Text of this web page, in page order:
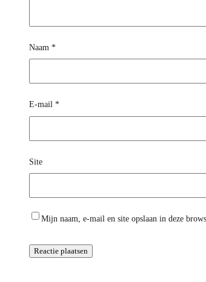
Naam *
E-mail *
Site
Mijn naam, e-mail en site opslaan in deze